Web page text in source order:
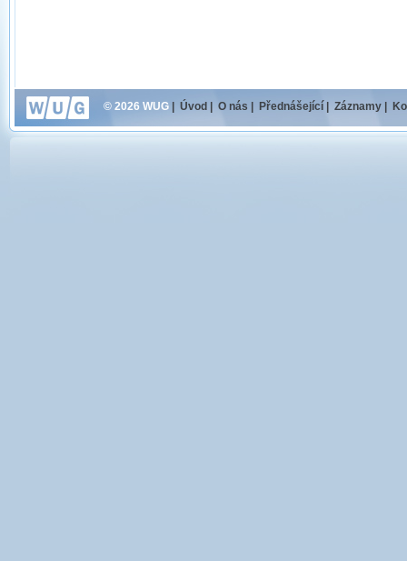
© 2026 WUG Úvod O nás Přednášející Záznamy